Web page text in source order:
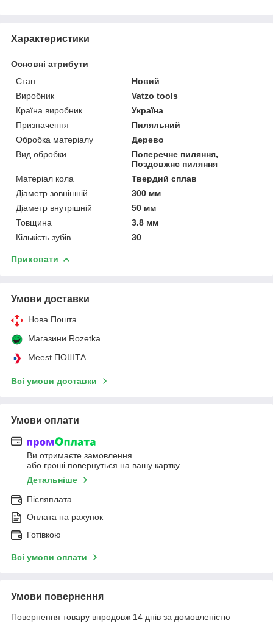
Характеристики
Основні атрибути
Стан
Новий
Виробник
Vatzo tools
Країна виробник
Україна
Призначення
Пиляльний
Обробка матеріалу
Дерево
Вид обробки
Поперечне пиляння,
Поздовжнє пиляння
Матеріал кола
Твердий сплав
Діаметр зовнішній
300 мм
Діаметр внутрішній
50 мм
Товщина
3.8 мм
Кількість зубів
30
Приховати
Умови доставки
Нова Пошта
Магазини Rozetka
Meest ПОШТА
Всі умови доставки
Умови оплати
Ви отримаєте замовлення
або гроші повернуться на вашу картку
Детальніше
Післяплата
Оплата на рахунок
Готівкою
Всі умови оплати
Умови повернення
Повернення товару впродовж 14 днів за домовленістю